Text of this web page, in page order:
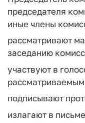
председателя
иные члены
рассматривают
заседанию
участвуют в
подписывают
излагают в